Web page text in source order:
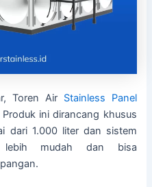
Toren Air Stainless Panel
ini dirancang khusus
dari 1.000 liter dan sistem
lebih mudah dan bisa